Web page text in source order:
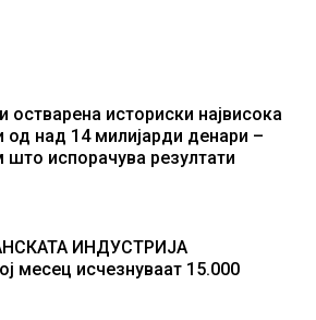
остварена историски највисока
од над 14 милијарди денари –
што испорачува резултати
ИНДУСТРИЈА
месец исчезнуваат 15.000